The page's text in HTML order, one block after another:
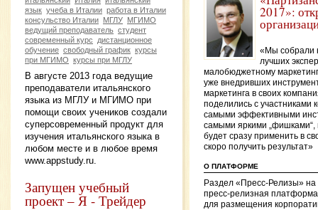
язык учеба в Италии работа в Италии
консульство Италии МГЛУ МГИМО
ведущий преподаватель студент
современный курс
дистанционное
обучение свободный график курсы
при МГИМО курсы при МГЛУ
В августе 2013 года ведущие
преподаватели итальянского
языка из МГЛУ и МГИМО при
помощи своих учеников создали
суперсовременный продукт для
изучения итальянского языка в
любом месте и в любое время
www.appstudy.ru.
Запущен учебный
проект – Я - Трейдер
2017»:
«Мы собрали
лучших
малобюджетному
уже внедривших
маркетинга в своих
поделились с участниками
самыми эффективными
самыми яркими „фишками“,
будет сразу применить в
скоро получить результат»
О ПЛАТФОРМЕ
Раздел «Пресс-Релизы»
пресс-релизная
для размещения